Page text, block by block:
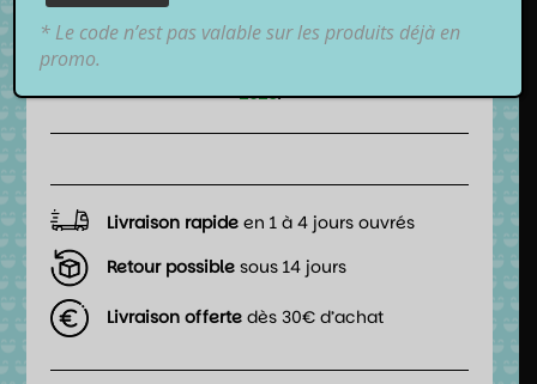
📦 Date de livraison estimée :
entre
2026.
Livraison rapide en 1 à 4 jours ouvrés
Retour possible sous 14 jours
Livraison offerte dès 30€ d’achat
* Le code n’est pas valable sur les produits déjà en
promo.